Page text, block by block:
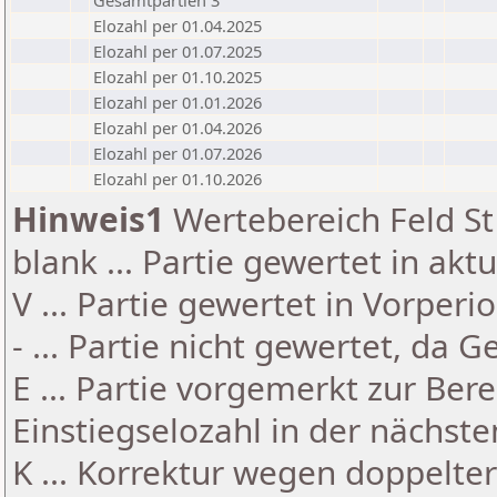
Elozahl per 01.04.2025
Elozahl per 01.07.2025
Elozahl per 01.10.2025
Elozahl per 01.01.2026
Elozahl per 01.04.2026
Elozahl per 01.07.2026
Elozahl per 01.10.2026
Hinweis1 Wertebereich Feld
blank ... Partie gewertet in
V ... Partie gewertet in
- ... Partie nicht gewertet, da
E ... Partie vorgemerkt zur
Einstiegselozahl in der
K ... Korrektur wegen